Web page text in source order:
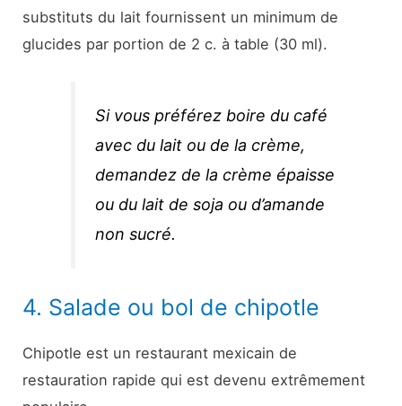
substituts du lait fournissent un minimum de
glucides par portion de 2 c. à table (30 ml).
Si vous préférez boire du café
avec du lait ou de la crème,
demandez de la crème épaisse
ou du lait de soja ou d’amande
non sucré.
4. Salade ou bol de chipotle
Chipotle est un restaurant mexicain de
restauration rapide qui est devenu extrêmement